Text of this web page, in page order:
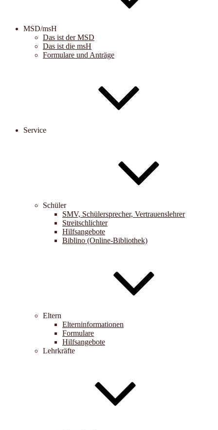
MSD/msH
Das ist der MSD
Das ist die msH
Formulare und Anträge
Service
Schüler
SMV, Schülersprecher, Vertrauenslehrer
Streitschlichter
Hilfsangebote
Biblino (Online-Bibliothek)
Eltern
Elterninformationen
Formulare
Hilfsangebote
Lehrkräfte